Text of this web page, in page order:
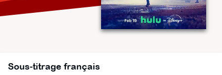
Sous-titrage français